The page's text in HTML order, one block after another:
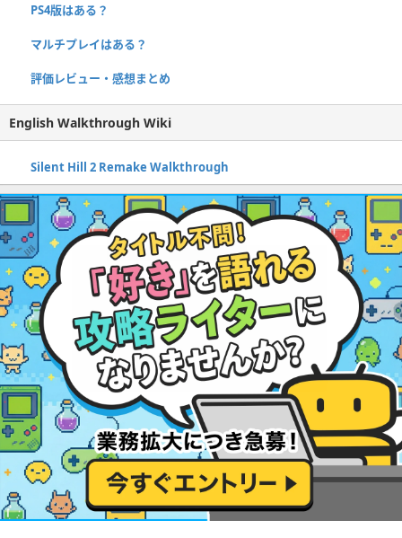
PS4版はある？
マルチプレイはある？
評価レビュー・感想まとめ
English Walkthrough Wiki
Silent Hill 2 Remake Walkthrough